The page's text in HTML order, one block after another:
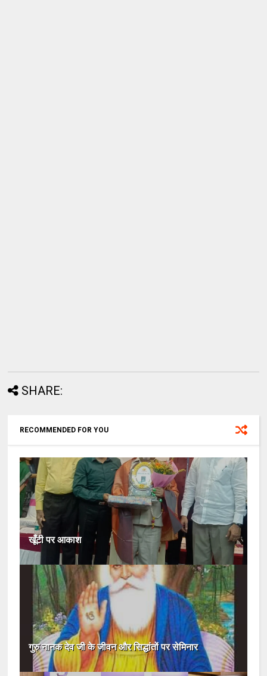
SHARE:
RECOMMENDED FOR YOU
खूँटी पर आकाश
गुरु नानक देव जी के जीवन और सिद्धांतों पर सेमिनार